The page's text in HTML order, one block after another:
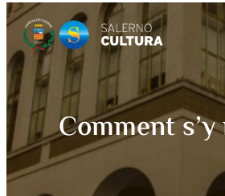
Comment